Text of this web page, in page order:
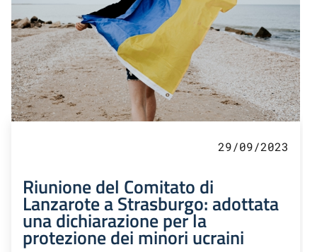
29/09/2023
Riunione del Comitato di
Lanzarote a Strasburgo: adottata
una dichiarazione per la
protezione dei minori ucraini